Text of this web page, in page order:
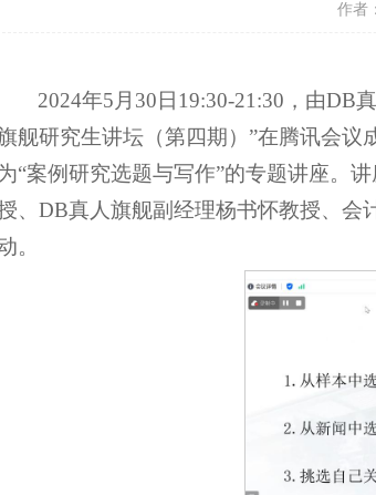
作者
2024年5月30日19:30-21:30，由DB
舰研究生讲坛（第四期）”在腾讯会
“案例研究选题与写作”的专题讲座。
、DB真人旗舰副经理杨书怀教授、会
。